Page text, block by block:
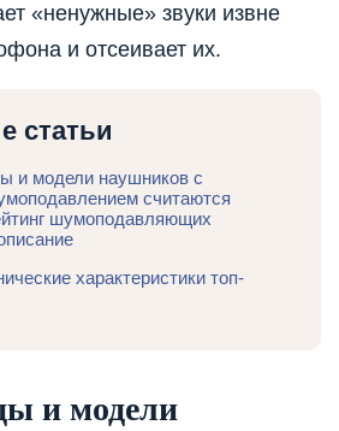
«ненужные» звуки извне
и отсеивает их.
статьи
и модели наушников с
считаются
шумоподавляющих
характеристики топ-
и модели